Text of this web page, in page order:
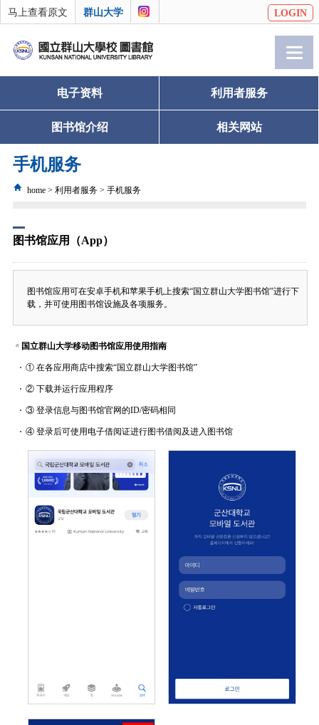
马上查看原文 群山大学 LOGIN
电子资料 利用者服务
图书馆介绍 相关网站
手机服务
home > 利用者服务 > 手机服务
图书馆应用（App）
图书馆应用可在安卓手机和苹果手机上搜索“国立群山大学图书馆”进行下
载，并可使用图书馆设施及各项服务。
国立群山大学移动图书馆应用使用指南
① 在各应用商店中搜索“国立群山大学图书馆”
② 下载并运行应用程序
③ 登录信息与图书馆官网的ID/密码相同
④ 登录后可使用电子借阅证进行图书借阅及进入图书馆